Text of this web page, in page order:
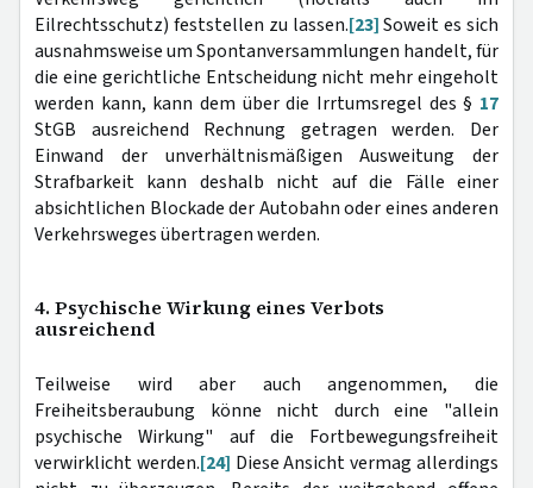
Eilrechtsschutz) feststellen zu lassen.[23]Soweit es sich
ausnahmsweise um Spontanversammlungen handelt, für
die eine gerichtliche Entscheidung nicht mehr eingeholt
werden kann, kann dem über die Irrtumsregel des § 17
StGB ausreichend Rechnung getragen werden. Der
Einwand der unverhältnismäßigen Ausweitung der
Strafbarkeit kann deshalb nicht auf die Fälle einer
absichtlichen Blockade der Autobahn oder eines anderen
Verkehrsweges übertragen werden.
4. Psychische Wirkung eines Verbots
ausreichend
Teilweise wird aber auch angenommen, die
Freiheitsberaubung könne nicht durch eine "allein
psychische Wirkung" auf die Fortbewegungsfreiheit
verwirklicht werden.[24] Diese Ansicht vermag allerdings